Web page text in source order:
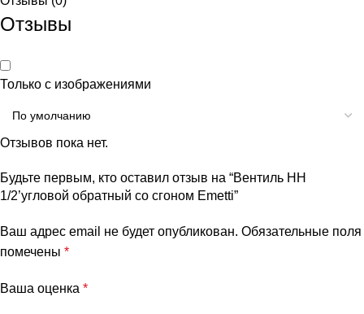
Отзывы
Только с изображениями
Отзывов пока нет.
Будьте первым, кто оставил отзыв на “Вентиль НН
1/2’угловой обратный со сгоном Emetti”
Ваш адрес email не будет опубликован. Обязательные поля
помечены *
Ваша оценка *